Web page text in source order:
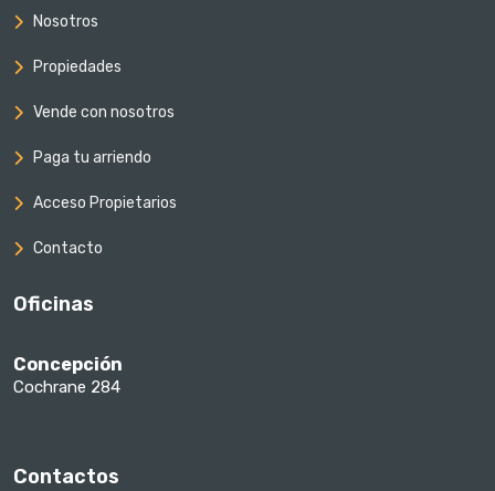
Nosotros
Propiedades
Vende con nosotros
Paga tu arriendo
Acceso Propietarios
Contacto
Oficinas
Concepción
Cochrane 284
Contactos